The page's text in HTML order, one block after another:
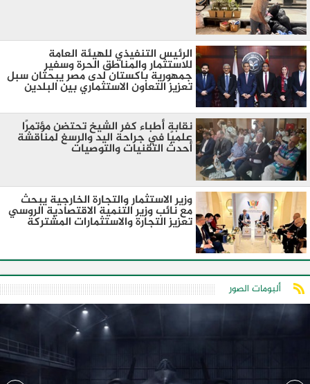
الرئيس التنفيذي للهيئة العامة
للاستثمار والمناطق الحرة وسفير
جمهورية باكستان لدى مصر يبحثان سبل
تعزيز التعاون الاستثماري بين البلدين
نقابة أطباء كفر الشيخ تحتضن مؤتمرًا
علميًا في جراحة اليد والرسغ لمناقشة
أحدث التقنيات والتوصيات
وزير الاستثمار والتجارة الخارجية يبحث
مع نائب وزير التنمية الاقتصادية الروسي
تعزيز التجارة والاستثمارات المشتركة
ألبومات الصور